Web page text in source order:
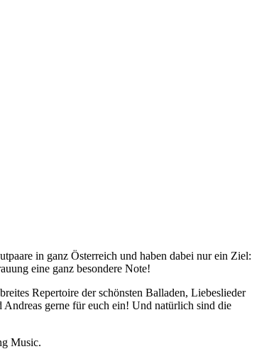
in ganz Österreich und haben dabei nur ein Ziel:
eine ganz besondere Note!
Repertoire der schönsten Balladen, Liebeslieder
gerne für euch ein! Und natürlich sind die
Music.